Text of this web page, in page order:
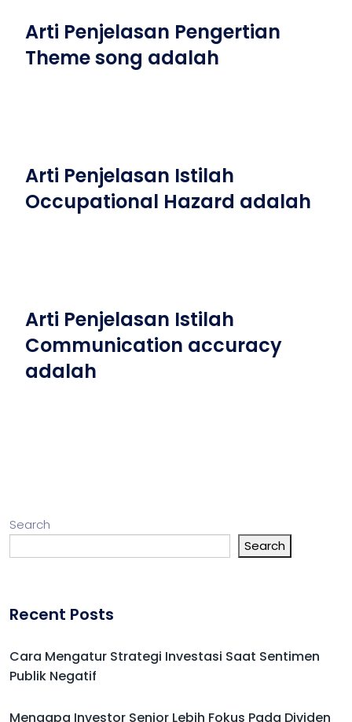
Arti Penjelasan Pengertian
Theme song adalah
Arti Penjelasan Istilah
Occupational Hazard adalah
Arti Penjelasan Istilah
Communication accuracy
adalah
Search
Search
Recent Posts
Cara Mengatur Strategi Investasi Saat Sentimen
Publik Negatif
Mengapa Investor Senior Lebih Fokus Pada Dividen